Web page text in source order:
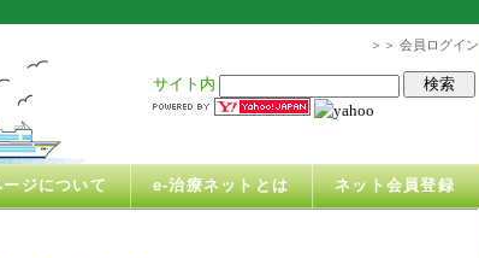
＞＞ 会員ログイン
サイト内
ージについて e-治療ネットとは ネット会員登録